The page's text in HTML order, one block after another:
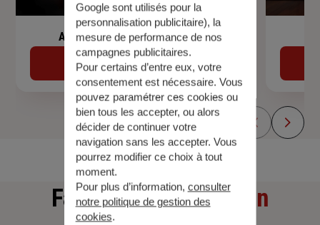
Assurance de prêt immobilier
Découvrir
Faitesune simulation
Google sont utilisés pour la
personnalisation publicitaire), la
mesure de performance de nos
campagnes publicitaires.
Pour certains d’entre eux, votre
consentement est nécessaire. Vous
pouvez paramétrer ces cookies ou
bien tous les accepter, ou alors
décider de continuer votre
navigation sans les accepter. Vous
pourrez modifier ce choix à tout
moment.
Pour plus d’information, consulter
notre politique de gestion des
cookies.